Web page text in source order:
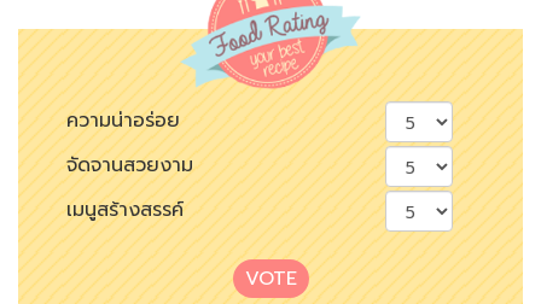
ความน่าอร่อย
จัดจานสวยงาม
เมนูสร้างสรรค์
VOTE